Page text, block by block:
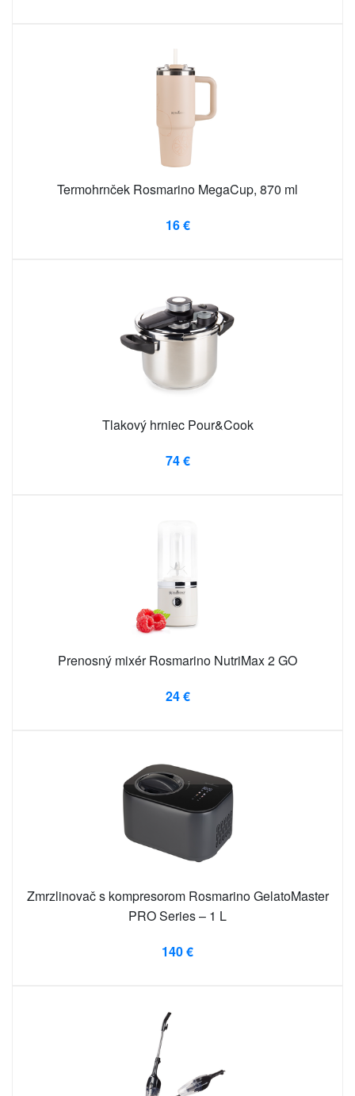
Termohrnček Rosmarino MegaCup, 870 ml
16 €
Tlakový hrniec Pour&Cook
74 €
Prenosný mixér Rosmarino NutriMax 2 GO
24 €
Zmrzlinovač s kompresorom Rosmarino GelatoMaster
PRO Series – 1 L
140 €